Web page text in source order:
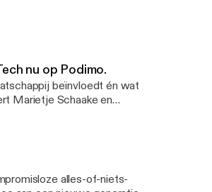
er in Den Haag? Hoe
uitzien?
van politici. Ze praten
Justitie en Kamerlid
Christen Unie. Hij is
nu op Podimo.
beïnvloedt én wat
Marietje Schaake en
opkomst van AI? Klaas
alles-of-niets-